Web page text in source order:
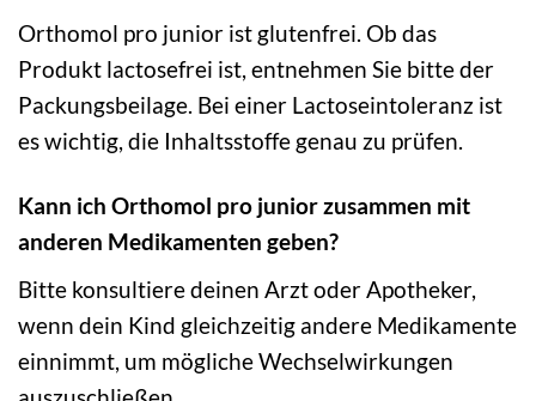
Orthomol pro junior ist glutenfrei. Ob das
Produkt lactosefrei ist, entnehmen Sie bitte der
Packungsbeilage. Bei einer Lactoseintoleranz ist
es wichtig, die Inhaltsstoffe genau zu prüfen.
Kann ich Orthomol pro junior zusammen mit
anderen Medikamenten geben?
Bitte konsultiere deinen Arzt oder Apotheker,
wenn dein Kind gleichzeitig andere Medikamente
einnimmt, um mögliche Wechselwirkungen